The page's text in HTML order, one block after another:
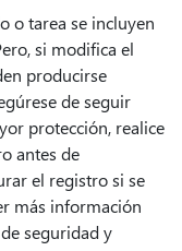
o tarea se incluyen
si modifica el
producirse
de seguir
protección, realice
antes de
el registro si se
más información
seguridad y